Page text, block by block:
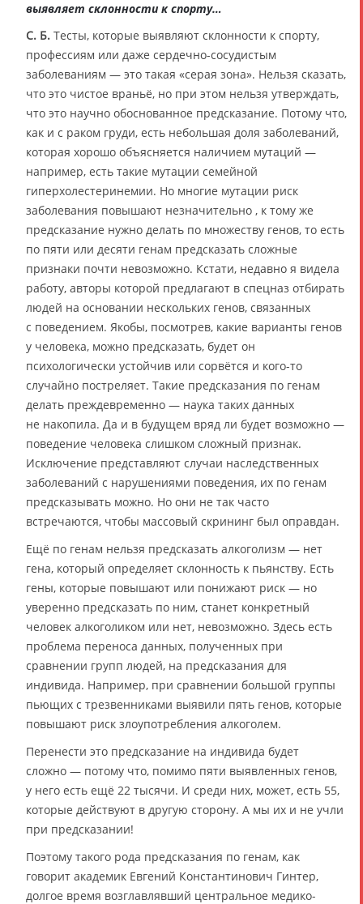
выявляет склонности к спорту…
С. Б. Тесты, которые выявляют склонности к спорту,
профессиям или даже сердечно-сосудистым
заболеваниям — это такая «серая зона». Нельзя сказать,
что это чистое враньё, но при этом нельзя утверждать,
что это научно обоснованное предсказание. Потому что,
как и с раком груди, есть небольшая доля заболеваний,
которая хорошо объясняется наличием мутаций —
например, есть такие мутации семейной
гиперхолестеринемии. Но многие мутации риск
заболевания повышают незначительно , к тому же
предсказание нужно делать по множеству генов, то есть
по пяти или десяти генам предсказать сложные
признаки почти невозможно. Кстати, недавно я видела
работу, авторы которой предлагают в спецназ отбирать
людей на основании нескольких генов, связанных
с поведением. Якобы, посмотрев, какие варианты генов
у человека, можно предсказать, будет он
психологически устойчив или сорвётся и кого-то
случайно постреляет. Такие предсказания по генам
делать преждевременно — наука таких данных
не накопила. Да и в будущем вряд ли будет возможно —
поведение человека слишком сложный признак.
Исключение представляют случаи наследственных
заболеваний с нарушениями поведения, их по генам
предсказывать можно. Но они не так часто
встречаются, чтобы массовый скрининг был оправдан.
Ещё по генам нельзя предсказать алкоголизм — нет
гена, который определяет склонность к пьянству. Есть
гены, которые повышают или понижают риск — но
уверенно предсказать по ним, станет конкретный
человек алкоголиком или нет, невозможно. Здесь есть
проблема переноса данных, полученных при
сравнении групп людей, на предсказания для
индивида. Например, при сравнении большой группы
пьющих с трезвенниками выявили пять генов, которые
повышают риск злоупотребления алкоголем.
Перенести это предсказание на индивида будет
сложно — потому что, помимо пяти выявленных генов,
у него есть ещё 22 тысячи. И среди них, может, есть 55,
которые действуют в другую сторону. А мы их и не учли
при предсказании!
Поэтому такого рода предсказания по генам, как
говорит академик Евгений Константинович Гинтер,
долгое время возглавлявший центральное медико-